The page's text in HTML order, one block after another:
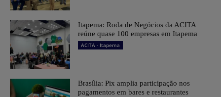
Itapema: Roda de Negócios da ACITA
reúne quase 100 empresas em Itapema
ACITA - Itapema
Brasília: Pix amplia participação nos
pagamentos em bares e restaurantes